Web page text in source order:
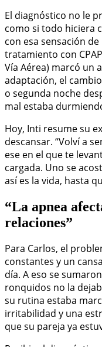
El diagnóstico no le
como si todo hiciera
con esa sensación
tratamiento con
Vía Aérea) marcó un
adaptación, el
o segunda noche
mal estaba
Hoy, Inti resume su
descansar. “Volví a
ese en el que te
cargada. Uno se
así es la vida, hasta
“La apnea
relaciones”
Para Carlos, el
constantes y un
día. A eso se
ronquidos no la
su rutina estaba
irritabilidad y una
que su pareja ya